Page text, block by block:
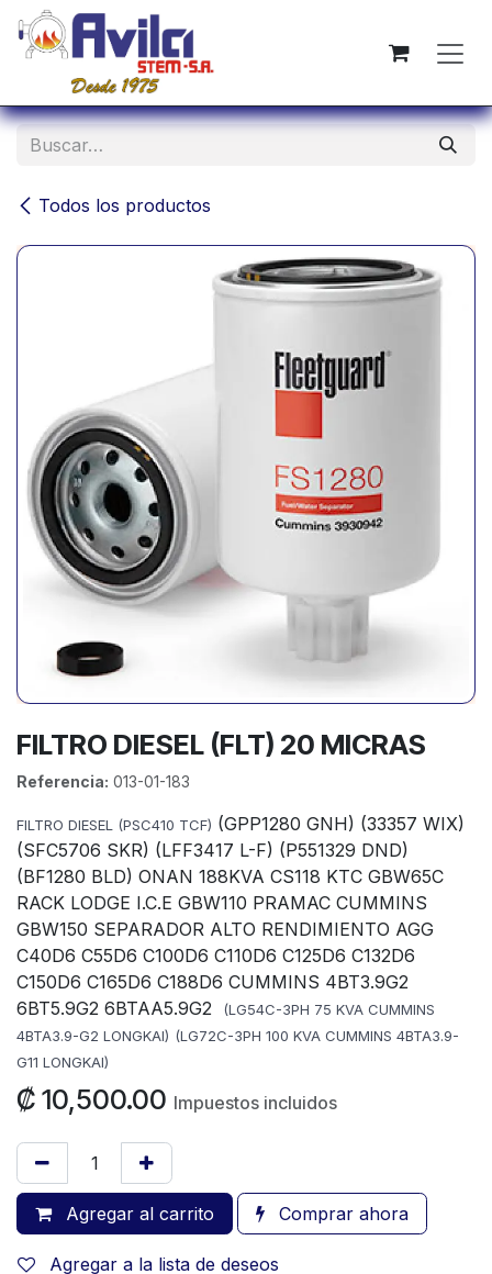
Ir al contenido
Todos los productos
FILTRO DIESEL (FLT) 20 MICRAS
Referencia: 013-01-183
FILTRO DIESEL (PSC410 TCF) (GPP1280 GNH) (33357 WIX)
(SFC5706 SKR) (LFF3417 L-F) (P551329 DND)
(BF1280 BLD) ONAN 188KVA CS118 KTC GBW65C
RACK LODGE I.C.E GBW110 PRAMAC CUMMINS
GBW150 SEPARADOR ALTO RENDIMIENTO AGG
C40D6 C55D6 C100D6 C110D6 C125D6 C132D6
C150D6 C165D6 C188D6 CUMMINS 4BT3.9G2
6BT5.9G2 6BTAA5.9G2
(LG54C-3PH 75 KVA CUMMINS
4BTA3.9-G2 LONGKAI) (LG72C-3PH 100 KVA CUMMINS 4BTA3.9-
G11 LONGKAI)
₡ 10,500.00 Impuestos incluidos
Agregar al carrito Comprar ahora
Agregar a la lista de deseos